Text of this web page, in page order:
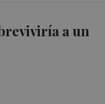
a un